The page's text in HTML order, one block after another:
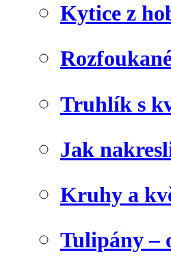
Kytice z
Truhlík s
Jak
Kruhy a
Tulipány –